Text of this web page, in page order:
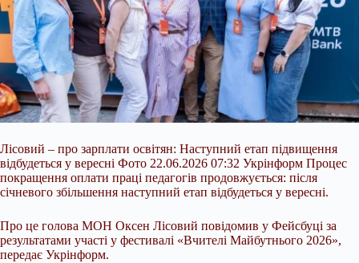
Лісовий – про зарплати освітян: Наступний етап підвищення
відбудеться у вересні Фото 22.06.2026 07:32 Укрінформ Процес
покращення оплати праці педагогів продовжується: після
січневого збільшення наступний етап відбудеться у вересні.
Про це голова МОН Оксен Лісовий повідомив у Фейсбуці за
результатами участі у фестивалі «Вчителі Майбутнього 2026»,
передає Укрінформ.